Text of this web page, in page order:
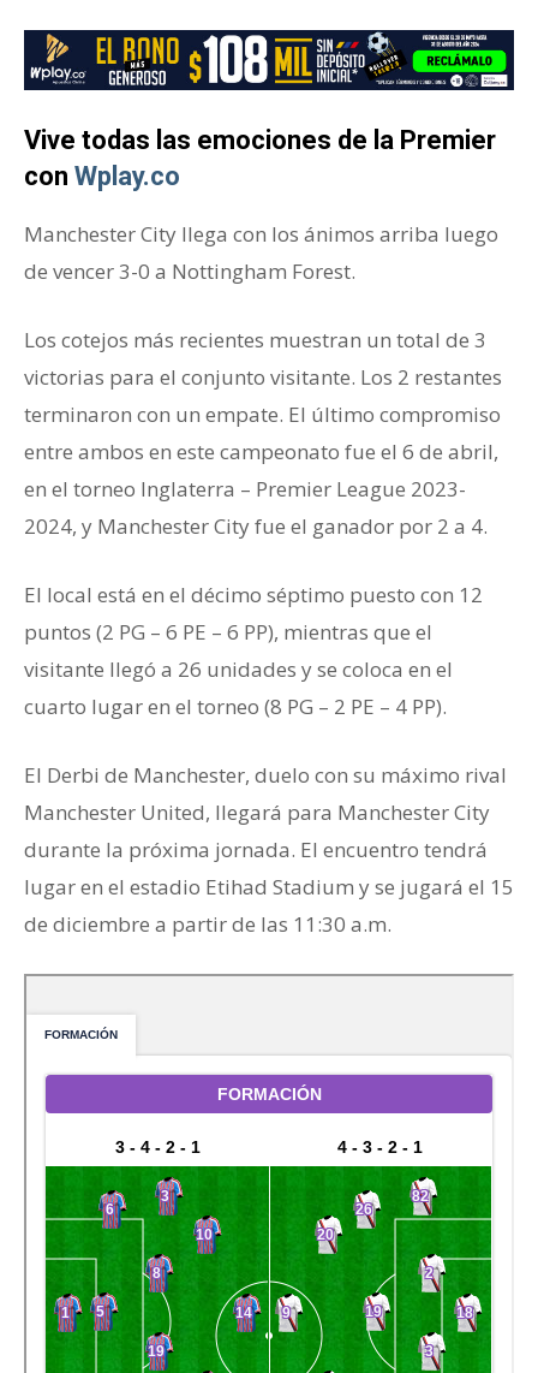
Vive todas las emociones de la Premier
con Wplay.co
Manchester City llega con los ánimos arriba luego
de vencer 3-0 a Nottingham Forest.
Los cotejos más recientes muestran un total de 3
victorias para el conjunto visitante. Los 2 restantes
terminaron con un empate. El último compromiso
entre ambos en este campeonato fue el 6 de abril,
en el torneo Inglaterra – Premier League 2023-
2024, y Manchester City fue el ganador por 2 a 4.
El local está en el décimo séptimo puesto con 12
puntos (2 PG – 6 PE – 6 PP), mientras que el
visitante llegó a 26 unidades y se coloca en el
cuarto lugar en el torneo (8 PG – 2 PE – 4 PP).
El Derbi de Manchester, duelo con su máximo rival
Manchester United, llegará para Manchester City
durante la próxima jornada. El encuentro tendrá
lugar en el estadio Etihad Stadium y se jugará el 15
de diciembre a partir de las 11:30 a.m.